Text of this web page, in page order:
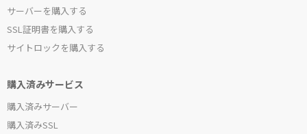
サーバーを購入する
SSL証明書を購入する
サイトロックを購入する
購入済みサービス
購入済みサーバー
購入済みSSL